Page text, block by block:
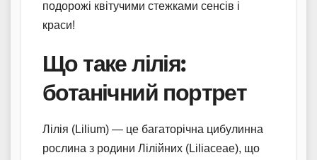
подорожі квітучими стежками сенсів і
краси!
Що таке лілія:
ботанічний портрет
Лілія (Lilium) — це багаторічна цибулинна
рослина з родини Лілійних (Liliaceae), що